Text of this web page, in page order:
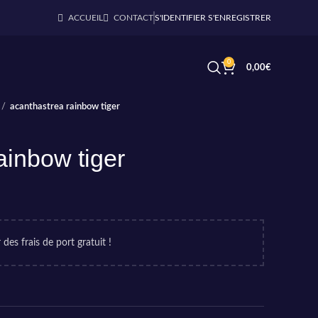
ACCUEIL CONTACTS'IDENTIFIER S'ENREGISTRER
0
0,00€
acanthastrea rainbow tiger
tiger
frais de port gratuit !